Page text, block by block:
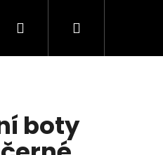
Dárkové poukazy
PřihlášeníNákupní
boty